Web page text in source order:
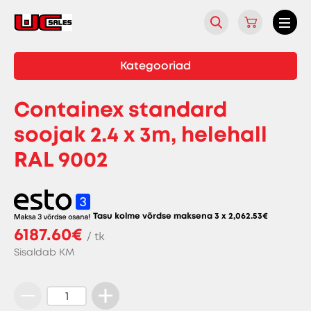
Kategooriad
Containex standard
soojak 2.4 x 3m, helehall
RAL 9002
Tasu kolme võrdse maksena 3 x2,062.53€
6187.60€ / tk
Sisaldab KM
Containex